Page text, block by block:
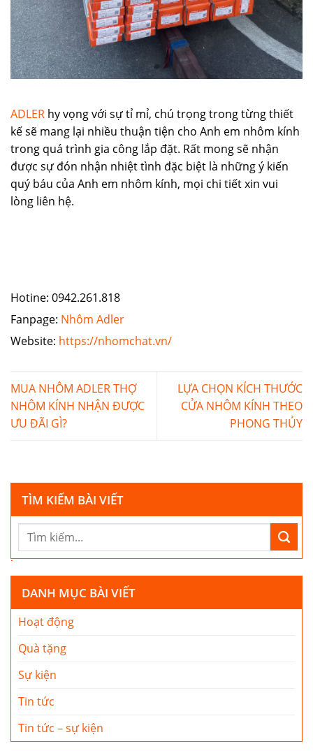
ADLER hy vọng với sự tỉ mỉ, chú trọng trong từng thiết
kế sẽ mang lại nhiều thuận tiện cho Anh em nhôm kính
trong quá trình gia công lắp đặt. Rất mong sẽ nhận
được sự đón nhận nhiệt tình đặc biệt là những ý kiến
quý báu của Anh em nhôm kính, mọi chi tiết xin vui
lòng liên hệ.
Hotine: 0942.261.818
Fanpage: Nhôm Adler
Website: https://nhomchat.vn/
MUA NHÔM ADLER THỢ
NHÔM KÍNH NHẬN ĐƯỢC
ƯU ĐÃI GÌ?
LỰA CHỌN KÍCH THƯỚC
CỬA NHÔM KÍNH THEO
PHONG THỦY
TÌM KIẾM BÀI VIẾT
DANH MỤC BÀI VIẾT
Hoạt động
Quà tặng
Sự kiện
Tin tức
Tin tức – sự kiện